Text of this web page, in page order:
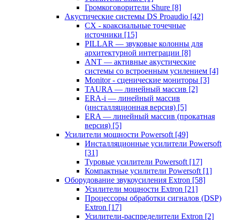
Громкоговорители Shure [8]
Акустические системы DS Proaudio [42]
CX - коаксиальные точечные
источники [15]
PILLAR — звуковые колонны для
архитектурной интеграции [8]
ANT — активные акустические
системы со встроенным усилением [4]
Monitor - сценические мониторы [3]
TAURA — линейный массив [2]
ERA-i — линейный массив
(инсталляционная версия) [5]
ERA — линейный массив (прокатная
версия) [5]
Усилители мощности Powersoft [49]
Инсталляционные усилители Powersoft
[31]
Туровые усилители Powersoft [17]
Компактные усилители Powersoft [1]
Оборудование звукоусиления Extron [58]
Усилители мощности Extron [21]
Процессоры обработки сигналов (DSP)
Extron [17]
Усилители-распределители Extron [2]